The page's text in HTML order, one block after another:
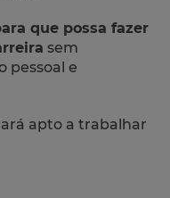
que possa fazer
sem
pessoal e
apto a trabalhar